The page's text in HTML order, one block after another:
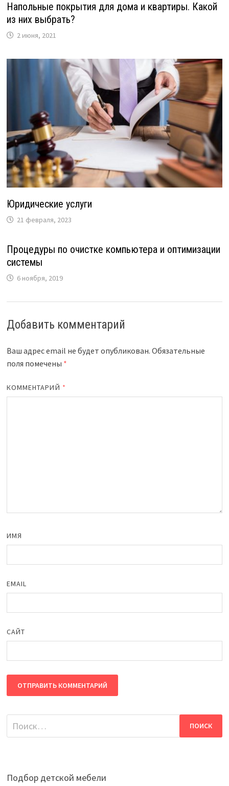
Напольные покрытия для дома и квартиры. Какой
из них выбрать?
2 июня, 2021
Юридические услуги
21 февраля, 2023
Процедуры по очистке компьютера и оптимизации
системы
6 ноября, 2019
Добавить комментарий
Ваш адрес email не будет опубликован. Обязательные
поля помечены *
КОММЕНТАРИЙ *
ИМЯ
EMAIL
САЙТ
Найти:
Подбор детской мебели